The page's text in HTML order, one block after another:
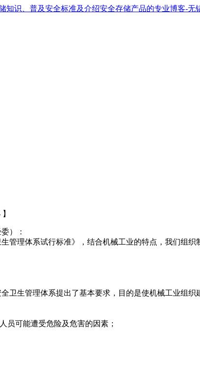
】
）：
管理体系试行标准》，结合机械工业的特点，我们组
卫生管理体系提出了基本要求，目的是使机械工业组
员可能遭受危险及危害的因素；